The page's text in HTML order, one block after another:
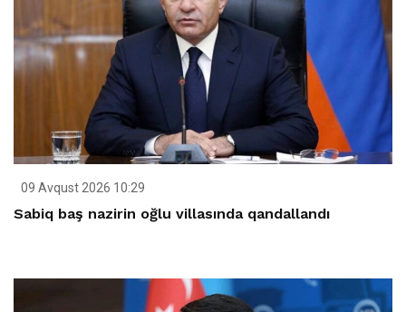
09 Avqust 2026 10:29
Sabiq baş nazirin oğlu villasında qandallandı